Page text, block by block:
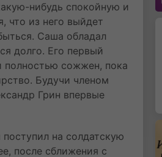
нибудь спокойную и
что из него выйдет
Саша обладал
долго. Его первый
полностью сожжен, пока
Будучи членом
Грин впервые
на солдатскую
после сближения с